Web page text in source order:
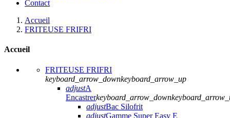
Contact
Accueil
FRITEUSE FRIFRI
Accueil
FRITEUSE FRIFRI
keyboard_arrow_downkeyboard_arrow_up
adjustA
Encastrerkeyboard_arrow_down
adjustBac Silofrit
adjustGamme Super Easy E